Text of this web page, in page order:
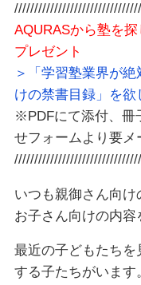
AQURASから塾を
プレゼント
＞「学習塾業界が絶
けの禁書目録」を欲
※PDFにて添付、冊
せフォームより要メ
いつも親御さん向
お子さん向けの内容
最近の子どもたちを
する子たちがいます